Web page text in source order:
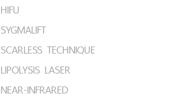
HIFU
SYGMALIFT
SCARLESS TECHNIQUE
LIPOLYSIS LASER
NEAR-INFRARED